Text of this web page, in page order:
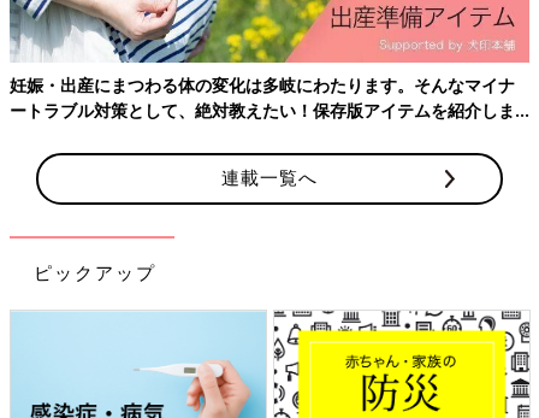
妊娠・出産にまつわる体の変化は多岐にわたります。そんなマイナ
ートラブル対策として、絶対教えたい！保存版アイテムを紹介しま
連載一覧へ
ピックアップ